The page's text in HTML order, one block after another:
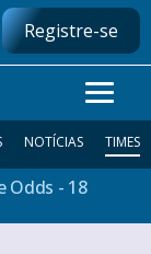
Registre-se
NOTÍCIAS TIMES
Odds - 18